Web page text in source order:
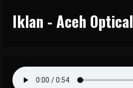
Iklan - Aceh Optical